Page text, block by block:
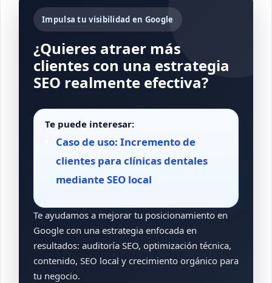
Impulsa tu visibilidad en Google
¿Quieres atraer más
clientes con una estrategia
SEO realmente efectiva?
Te puede interesar:
Caso de uso: Incremento de
clientes para clínicas dentales
mediante SEO local
Te ayudamos a mejorar tu posicionamiento en
Google con una estrategia enfocada en
resultados: auditoría SEO, optimización técnica,
contenido, SEO local y crecimiento orgánico para
tu negocio.